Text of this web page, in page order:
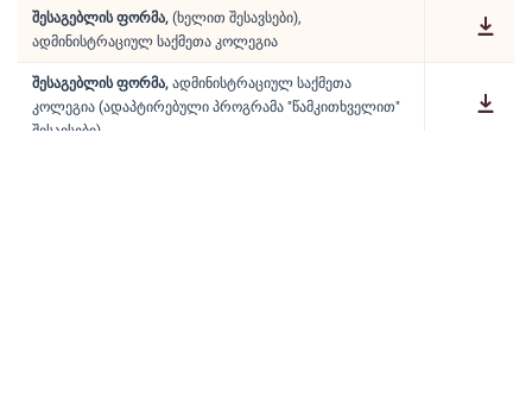
შესაგებლის ფორმა,(ხელით შესავსები),
ადმინისტრაციულ საქმეთა კოლეგია
შესაგებლის ფორმა,ადმინისტრაციულ საქმეთა
კოლეგია (ადაპტირებული პროგრამა "წამკითხველით"
შესავსები)